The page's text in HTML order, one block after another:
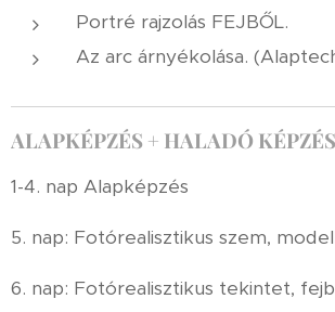
Portré rajzolás FEJBŐL.
Az arc árnyékolása.
ALAPKÉPZÉS + HALADÓ
1-4. nap Alapképzés
5. nap: Fotórealisztikus szem,
6. nap: Fotórealisztikus tekintet,